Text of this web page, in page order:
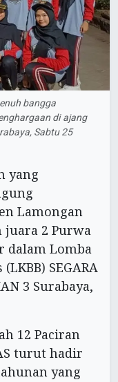
bangga
di ajang
Sabtu 25
yang
Lamongan
2 Purwa
dalam Lomba
SEGARA
3 Surabaya,
12 Paciran
turut hadir
yang